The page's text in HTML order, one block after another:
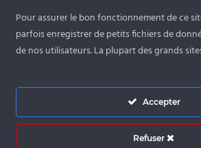
LIRE LA SUITE
Pour assurer le bon fonctionnement de ce
parfois enregistrer de petits fichiers de
de nos utilisateurs. La plupart des grands
Accepter
Refuser